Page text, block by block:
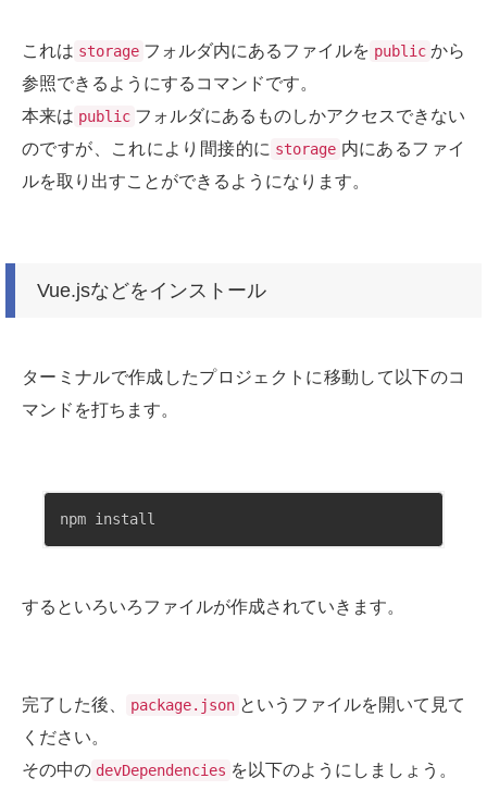
これは storage フォルダ内にあるファイルを public から
参照できるようにするコマンドです。
本来は public フォルダにあるものしかアクセスできない
のですが、これにより間接的に storage 内にあるファイ
ルを取り出すことができるようになります。
Vue.jsなどをインストール
ターミナルで作成したプロジェクトに移動して以下のコ
マンドを打ちます。
npm install
するといろいろファイルが作成されていきます。
完了した後、 package.json というファイルを開いて見て
ください。
その中の devDependencies を以下のようにしましょう。